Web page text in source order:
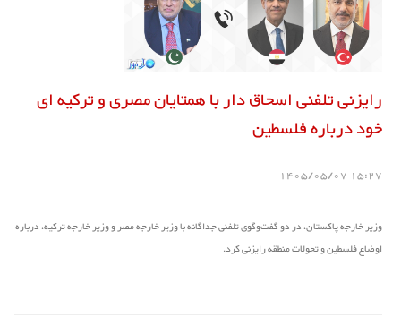
رایزنی تلفنی اسحاق دار با همتایان مصری و ترکیه ای
خود درباره فلسطین
15:27 1405/05/07
وزیر خارجه پاکستان، در دو گفت‌‎وگوی تلفنی جداگانه با وزیر خارجه مصر و وزیر خارجه ترکیه، درباره
اوضاع فلسطین و تحولات منطقه رایزنی کرد.